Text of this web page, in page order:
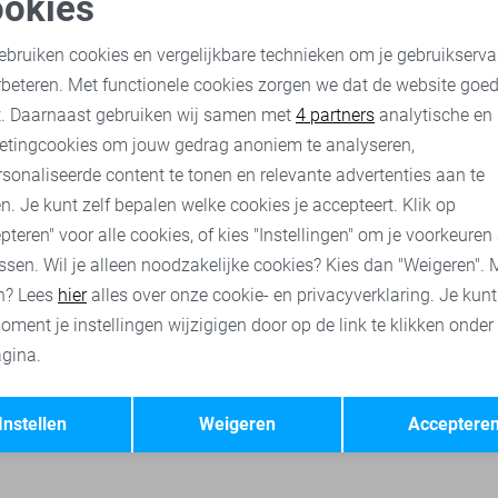
30,00
59,95
broeken Zoso jurken Zoso vesten Jacqueline de Yong t-
cookies
cookies Marketing cookies
Terug Opslaan
cookies en vergelijkbare technieken om je
Met functionele cookies zorgen we dat de website goed
Daarnaast gebruiken wij samen met 4 partners analytische en
om jouw gedrag anoniem te analyseren,
content te tonen en relevante advertenties aan te
Je kunt zelf bepalen welke cookies je accepteert. Klik op
voor alle cookies, of kies "Instellingen" om je voorkeuren
Wil je alleen noodzakelijke cookies? Kies dan "Weigeren".
Lees hieralles over onze cookie- en privacyverklaring. Je
je instellingen wijzigigen door op de link te klikken onder
Weigeren
Instellen